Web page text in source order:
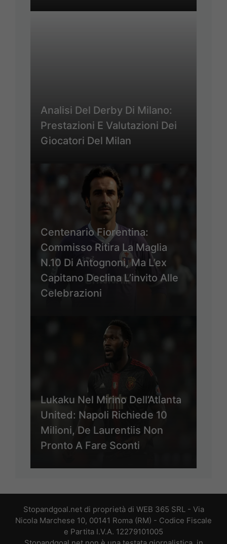
Analisi Del Derby Di Milano:
Prestazioni E Valutazioni Dei
Giocatori Del Milan
Centenario Fiorentina:
Commisso Ritira La Maglia
N.10 Di Antognoni, Ma L’ex
Capitano Declina L’invito Alle
Celebrazioni
Lukaku Nel Mirino Dell’Atlanta
United: Napoli Richiede 10
Milioni, De Laurentiis Non
Pronto A Fare Sconti
Stopandgoal.net di proprietà di WEB 365 SRL - Via
Nicola Marchese 10, 00141 Roma (RM) - Codice Fiscale
e Partita I.V.A. 12279101005